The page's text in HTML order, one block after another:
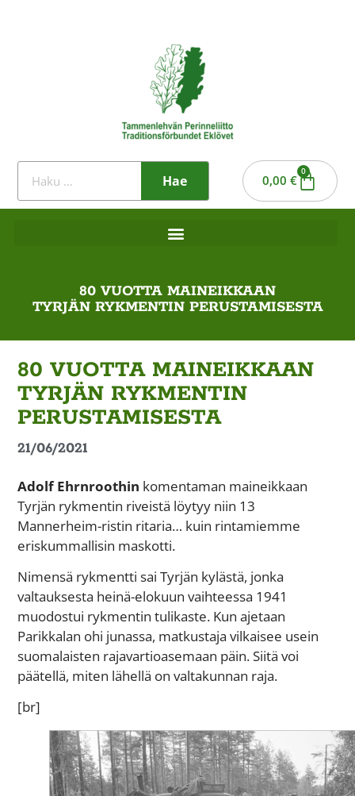
Hae 0,00 €
0
80 VUOTTA MAINEIKKAAN
TYRJÄN RYKMENTIN PERUSTAMISESTA
80 VUOTTA MAINEIKKAAN
TYRJÄN RYKMENTIN
PERUSTAMISESTA
21/06/2021
Adolf Ehrnroothin komentaman maineikkaan
Tyrjän rykmentin riveistä löytyy niin 13
Mannerheim-ristin ritaria… kuin rintamiemme
eriskummallisin maskotti.
Nimensä rykmentti sai Tyrjän kylästä, jonka
valtauksesta heinä-elokuun vaihteessa 1941
muodostui rykmentin tulikaste. Kun ajetaan
Parikkalan ohi junassa, matkustaja vilkaisee usein
suomalaisten rajavartioasemaan päin. Siitä voi
päätellä, miten lähellä on valtakunnan raja.
[br]